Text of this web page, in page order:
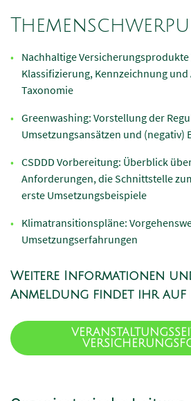
Nachhaltige
Klassifizierung, Kennzeichnung
Taxonomie
Greenwashing: Vorstellung der
Umsetzungsansätzen und (negativ)
CSDDD Vorbereitung: Überblick
Anforderungen, die Schnittstelle
erste Umsetzungsbeispiele
Klimatransitionspläne:
Umsetzungserfahrungen
Weitere Informationen
Anmeldung findet ihr auf